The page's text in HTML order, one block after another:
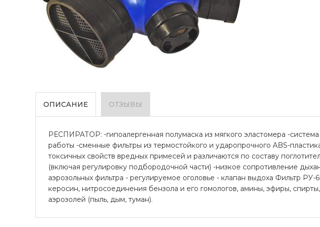
ОПИСАНИЕ ОТЗЫВЫ
РЕСПИРАТОР: -гипоалергенная полумаска из мягкого эластомера -
работы -сменные фильтры из термостойкого и ударопрочного ABS-
токсичных свойств вредных примесей и различаются по составу
(включая регулировку подбородочной части) -низкое сопротивление
аэрозольных фильтра - регулируемое оголовье - клапан выдоха Фильтр
керосин, нитросоединения бензола и его гомологов, амины, эфиры,
аэрозолей (пыль, дым, туман).